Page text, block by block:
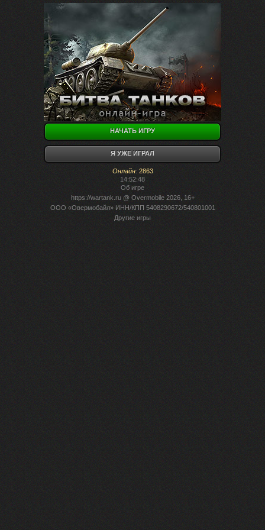
НАЧАТЬ ИГРУ
Я УЖЕ ИГРАЛ
Онлайн: 2863
14:52:48
Об игре
https://wartank.ru@ Overmobile 2026, 16+
ООО «Овермобайл» ИНН/КПП 5408290672/540801001
Другие игры